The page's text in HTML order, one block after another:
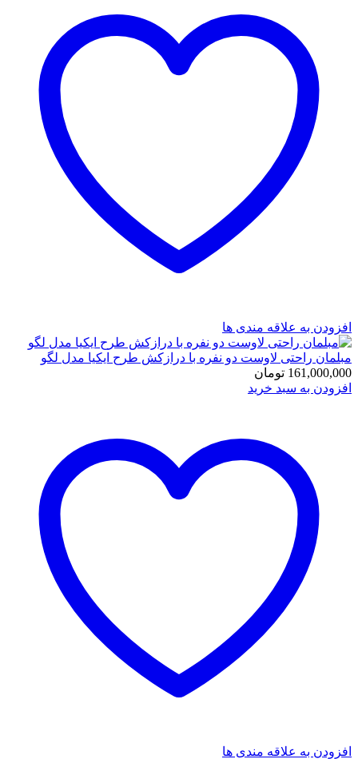
افزودن به علاقه مندی ها
مبلمان راحتی لاوست دو نفره با درازکش طرح ایکیا مدل لگو
161,000,000 تومان
افزودن به سبد خرید
افزودن به علاقه مندی ها